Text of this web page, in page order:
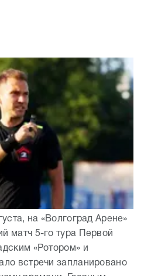
на «Волгоград Арене»
матч 5-го тура Первой
«Ротором» и
встречи запланировано